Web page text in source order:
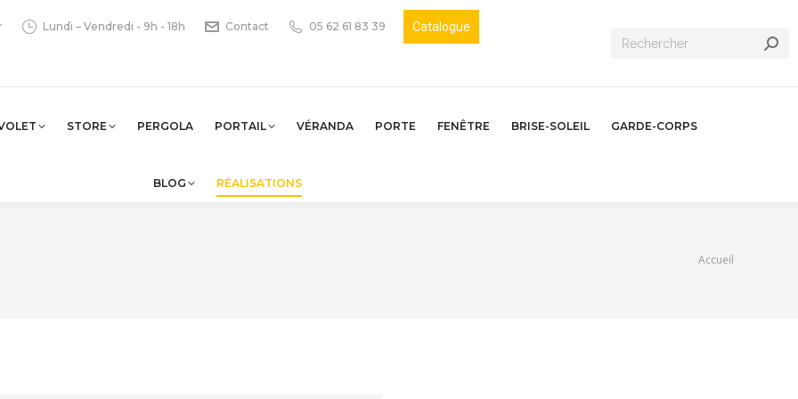
Lundi – Vendredi - 9h - 18h Contact 05 62 61 83 39 Catalogue
Recherche
STORE PERGOLA PORTAIL VÉRANDA PORTE FENÊTRE BRISE-SOLEIL GARDE-CORPS
BLOG RÉALISATIONS
Vous êtes ici :
Accueil